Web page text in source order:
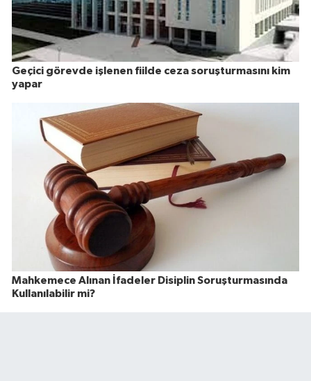
Geçici görevde işlenen fiilde ceza soruşturmasını kim
yapar
Mahkemece Alınan İfadeler Disiplin Soruşturmasında
Kullanılabilir mi?